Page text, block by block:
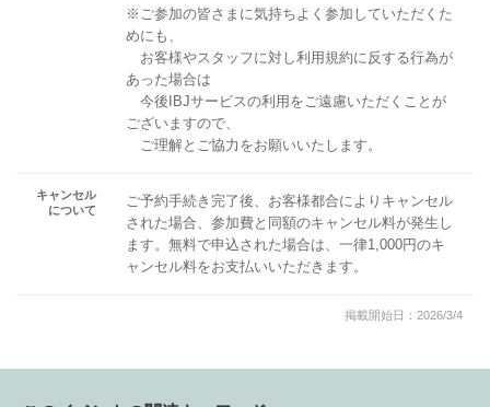
※ご参加の皆さまに気持ちよく参加していただくた
めにも、
お客様やスタッフに対し利用規約に反する行為が
あった場合は
今後IBJサービスの利用をご遠慮いただくことが
ございますので、
ご理解とご協力をお願いいたします。
キャンセル
について
ご予約手続き完了後、お客様都合によりキャンセル
された場合、参加費と同額のキャンセル料が発生し
ます。無料で申込された場合は、一律1,000円のキ
ャンセル料をお支払いいただきます。
掲載開始日：2026/3/4